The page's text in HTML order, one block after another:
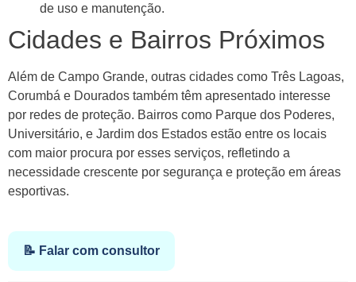
de uso e manutenção.
Cidades e Bairros Próximos
Além de Campo Grande, outras cidades como Três Lagoas,
Corumbá e Dourados também têm apresentado interesse
por redes de proteção. Bairros como Parque dos Poderes,
Universitário, e Jardim dos Estados estão entre os locais
com maior procura por esses serviços, refletindo a
necessidade crescente por segurança e proteção em áreas
esportivas.
📝 Falar com consultor